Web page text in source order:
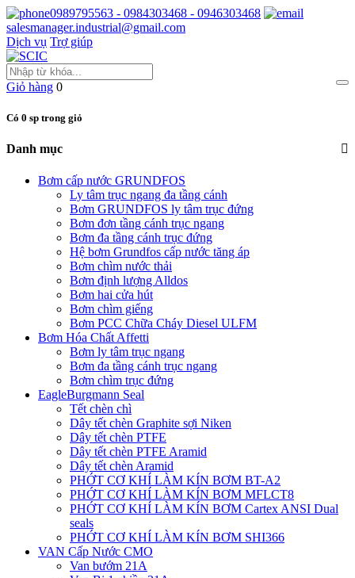
0989795563 - 0984303468 - 0946303468
salesmanager.industrial@gmail.com
Dịch vụ Trợ giúp
Giỏ hàng 0
Có 0 sp trong giỏ
Danh mục
Bơm cấp nước GRUNDFOS
Ly tâm trục ngang đa tầng cánh
Bơm GRUNDFOS ly tâm trục đứng
Bơm đơn tầng cánh trục ngang
Bơm đa tầng cánh trục đứng
Hệ bơm Grundfos cấp nước tăng áp
Bơm chìm nước thải
Bơm định lượng Alldos
Bơm hai cửa hút
Bơm chìm giếng
Bơm PCC Chữa Cháy Diesel ULFM
Bơm Hóa Chất Affetti
Bơm ly tâm trục ngang
Bơm đa tầng cánh trục ngang
Bơm chìm trục đứng
EagleBurgmann Seal
Tết chèn chì
Dây tết chèn Graphite sợi Niken
Dây tết chèn PTFE
Dây tết chèn PTFE Aramid
Dây tết chèn Aramid
PHỚT CƠ KHÍ LÀM KÍN BƠM BT-A2
PHỚT CƠ KHÍ LÀM KÍN BƠM MFLCT8
PHỚT CƠ KHÍ LÀM KÍN BƠM Cartex ANSI Dual
seals
PHỚT CƠ KHÍ LÀM KÍN BƠM SHI366
VAN Cấp Nước CMO
Van bướm 21A